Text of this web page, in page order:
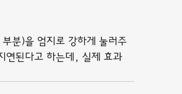
분)을 엄지로 강하게 눌러주
된다고 하는데, 실제 효과